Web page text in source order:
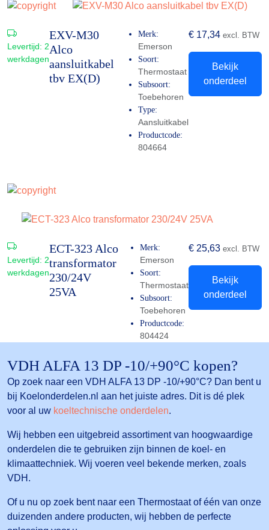
Levertijd: 2
werkdagen
EXV-M30
Alco
aansluitkabel
tbv EX(D)
Merk:
Emerson
Soort:
Thermostaat
Subsoort:
Toebehoren
Type:
Aansluitkabel
Productcode:
804664
€ 17,34 excl. BTW
Bekijk
onderdeel
Levertijd: 2
werkdagen
ECT-323 Alco
transformator
230/24V
25VA
Merk:
Emerson
Soort:
Thermostaat
Subsoort:
Toebehoren
Productcode:
804424
€ 25,63 excl. BTW
Bekijk
onderdeel
VDH ALFA 13 DP -10/+90°C kopen?
Op zoek naar een VDH ALFA 13 DP -10/+90°C? Dan bent u
bij Koelonderdelen.nl aan het juiste adres. Dit is dé plek
voor al uw koeltechnische onderdelen.
Wij hebben een uitgebreid assortiment van hoogwaardige
onderdelen die te gebruiken zijn binnen de koel- en
klimaattechniek. Wij voeren veel bekende merken, zoals
VDH.
Of u nu op zoek bent naar een Thermostaat of één van onze
duizenden andere producten, wij hebben de perfecte